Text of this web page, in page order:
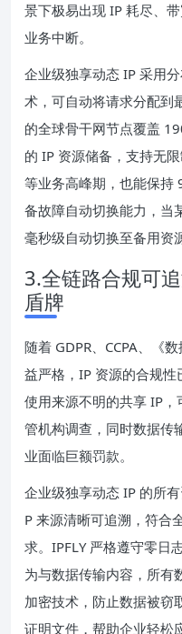
景下极易出现 IP 耗尽、
业务中断。
企业级独享动态 IP 采用
术，可自动将请求分配到
的全球骨干网节点覆盖
的 IP 资源储备，支持无
等业务高峰期，也能保持
备故障自动切换能力，当
毫秒级自动切换至备用资
3.全链路合规可
盾牌
随着 GDPR、CCPA、《
益严格，IP 资源的合规性
使用来源不明的共享 IP
管机构调查，同时数据传
业面临巨额罚款。
企业级独享动态 IP 的所
P 来源清晰可追溯，符合
求。IPFLY 严格遵守零日
为与数据传输内容，所有
加密技术，防止数据被窃
证明文件，帮助企业轻松